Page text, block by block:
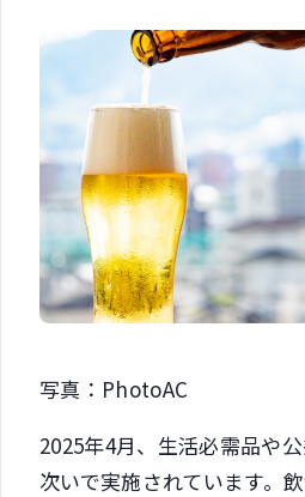
写真：PhotoAC
2025年4月、生活必需品や
次いで実施されています。